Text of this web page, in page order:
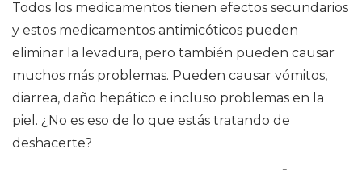
Todos los medicamentos tienen efectos secundarios
y estos medicamentos antimicóticos pueden
eliminar la levadura, pero también pueden causar
muchos más problemas. Pueden causar vómitos,
diarrea, daño hepático e incluso problemas en la
piel. ¿No es eso de lo que estás tratando de
deshacerte?